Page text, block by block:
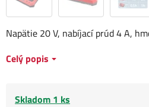
Napätie 20 V, nabíjací prúd 4 A,
Celý popis
Skladom 1 ks